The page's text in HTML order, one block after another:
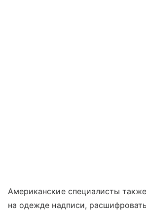
Американские специалисты
на одежде надписи,